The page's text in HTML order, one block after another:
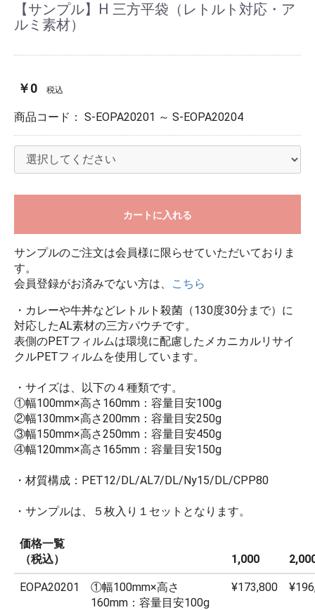
【サンプル】H 三方平袋（レトルト対応・ア
ルミ素材）
￥0 税込
商品コード： S-EOPA20201 ～ S-EOPA20204
カートに入れる
サンプルのご注文は会員様に限らせていただいておりま
す。
会員登録がお済みでない方は、
こちら
・カレーや牛丼などレトルト殺菌（130度30分まで）に
対応したAL素材の三方パウチです。
表側のPETフィルムは環境に配慮したメカニカルリサイ
クルPETフィルムを使用しています。
・サイズは、以下の４種類です。
①幅100mm×高さ160mm：容量目安100g
②幅130mm×高さ200mm：容量目安250g
③幅150mm×高さ250mm：容量目安450g
④幅120mm×高さ165mm：容量目安150g
・材質構成：PET12/DL/AL7/DL/Ny15/DL/CPP80
・サンプルは、５枚入り１セットとなります。
価格一覧
（税込）
1,000
EOPA20201
①幅100mm×高さ
160mm：容量目安100g
¥173,800